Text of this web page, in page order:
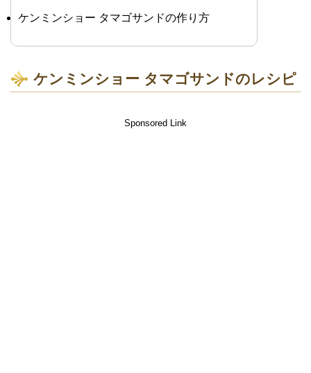
ケンミンショー タマゴサンドの作り方
ケンミンショー タマゴサンドのレシピ
Sponsored Link